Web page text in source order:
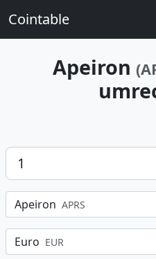
Cointable
Apeiron
Betrag
Apeiron APRS
Euro EUR